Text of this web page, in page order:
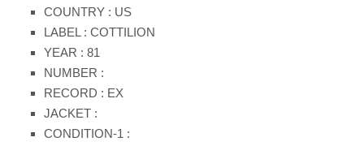
COUNTRY : US
LABEL : COTTILION
YEAR : 81
NUMBER :
RECORD : EX
JACKET :
CONDITION-1 :